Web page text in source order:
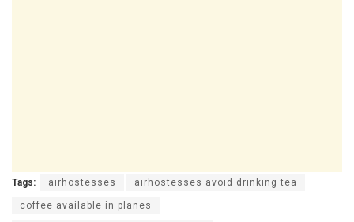
Tags: airhostesses airhostesses avoid drinking tea
coffee available in planes